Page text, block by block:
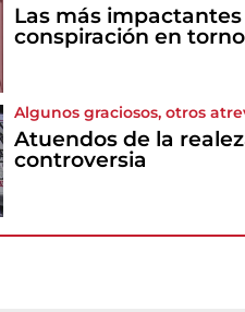
Las más
conspiración en
Algunos graciosos, otros
Atuendos de la
controversia